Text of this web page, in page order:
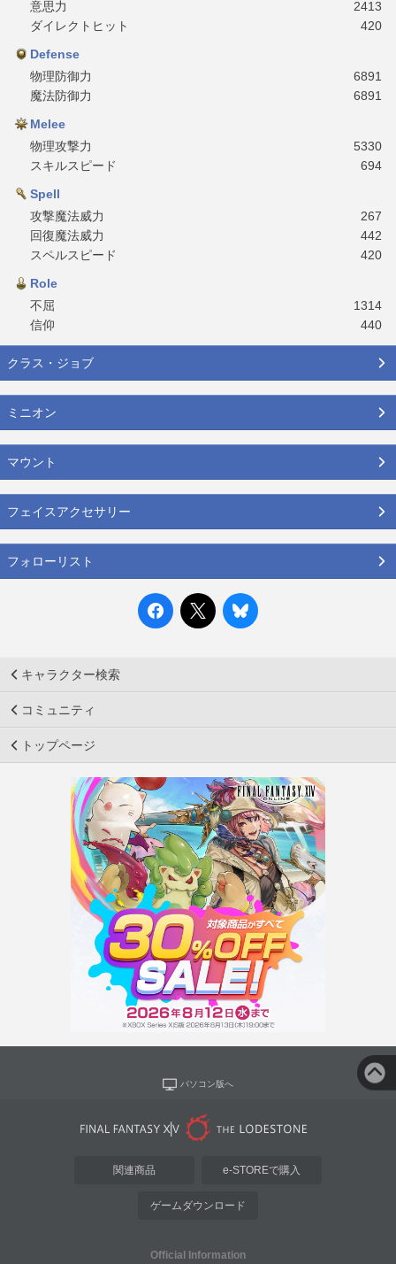
意思力
2413
ダイレクトヒット
420
Defense
物理防御力
6891
魔法防御力
6891
Melee
物理攻撃力
5330
スキルスピード
694
Spell
攻撃魔法威力
267
回復魔法威力
442
スペルスピード
420
Role
不屈
1314
信仰
440
クラス・ジョブ
ミニオン
マウント
フェイスアクセサリー
フォローリスト
キャラクター検索
コミュニティ
トップページ
パソコン版へ
関連商品 e-STOREで購入
ゲームダウンロード
Official Information